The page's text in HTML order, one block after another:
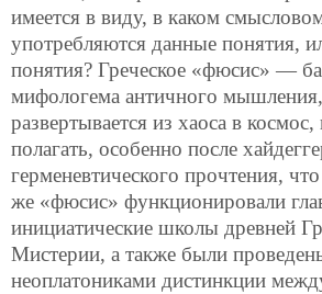
имеется в виду, в каком
употребляются данные понятия,
понятия? Греческое «фюсис» —
мифологема античного
развертывается из хаоса в
полагать, особенно после
герменевтического прочтения,
же «фюсис» функционировали
инициатические школы древней
Мистерии, а также были
неоплатониками дистинкции